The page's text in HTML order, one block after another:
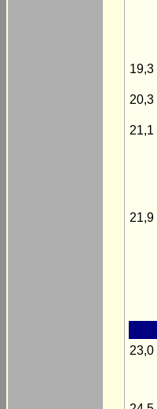
19,3
20,3
21,1
21,9
23,0